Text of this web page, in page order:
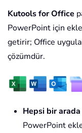
Kutools for Office
PowerPoint için
getirir; Office
çözümdür.
Hepsi bir
PowerPoint